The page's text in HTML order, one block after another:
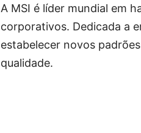
A MSI é líder mundial em
corporativos. Dedicada a
estabelecer novos
qualidade.